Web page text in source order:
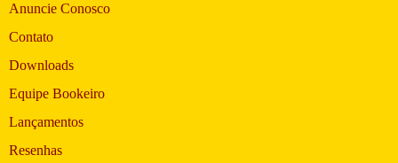
Anuncie Conosco
Contato
Downloads
Equipe Bookeiro
Lançamentos
Resenhas